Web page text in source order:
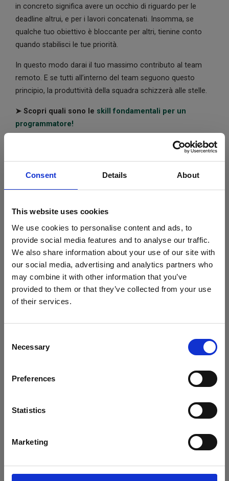
Consent Details About
This website uses cookies
We use cookies to personalise content and ads, to
provide social media features and to analyse our traffic.
We also share information about your use of our site with
our social media, advertising and analytics partners who
may combine it with other information that you’ve
provided to them or that they’ve collected from your use
of their services.
Selection
Necessary
Preferences
Statistics
Marketing
in concreto significa avere un occhio di riguardo per le
deadline altrui, e per i lavori concatenati. Insomma, se
qualche tuo obiettivo è bloccante per altri, tienine conto
quando stabilisci le tue priorità.
In questo modo darai il tuo massimo contributo al team
remoto. E se tutti all’interno del team seguono questo
principio, la produttività della squadra schizzerà alle stelle.
➤ Scopri quali sono le skill fondamentali per un
programmatore!
Un programmatore a distanza senza una buona
comunicazione di squadra è solo un freelance. Un
tempo. Tuttavia, questo non è l’ideale per un ufficio –
inteso non come spazio fisico, ma come squadra.
I progressi vanno condivisi e discussi insieme, così come i
problemi che bloccano i progressi.
Così fai parte di una squadra che funziona, si aiuta a
vicenda quando necessario, e impara e cresce insieme.
può aiutarti, solo se dici loro esattamente qual è la tua
situazione attuale e perché non sei stato in grado di
puoi ricevere un aiuto immediato, ma è fondamentale
dipende dalla comunicazione. Ci sono diversi modi per
farlo. Standup quotidiani, round settimanali di recap sui
Essere un giocatore attivo di una squadra di lavoro da